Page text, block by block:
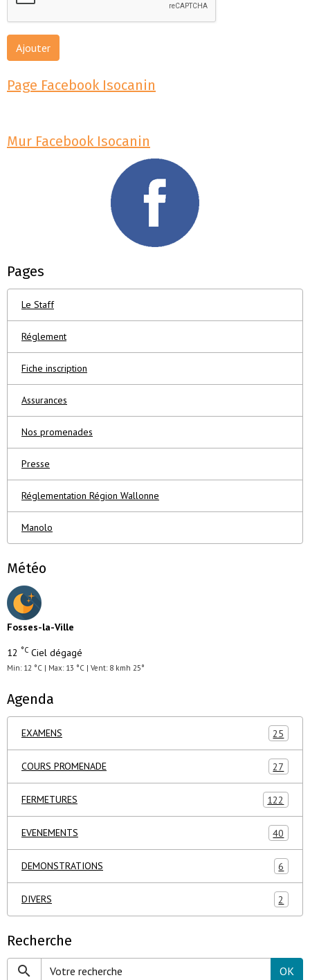
Ajouter
Page Facebook Isocanin
Mur Facebook Isocanin
Pages
Le Staff
Réglement
Fiche inscription
Assurances
Nos promenades
Presse
Réglementation Région Wallonne
Manolo
Météo
Fosses-la-Ville
12 °C Ciel dégagé
Min: 12 °C | Max: 13 °C | Vent: 8 kmh 25°
Agenda
EXAMENS 25
COURS PROMENADE 27
FERMETURES 122
EVENEMENTS 40
DEMONSTRATIONS 6
DIVERS 2
Recherche
OK